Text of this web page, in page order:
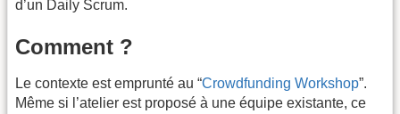
d’un Daily Scrum.
Comment ?
Le contexte est emprunté au “Crowdfunding Workshop”.
Même si l’atelier est proposé à une équipe existante, ce